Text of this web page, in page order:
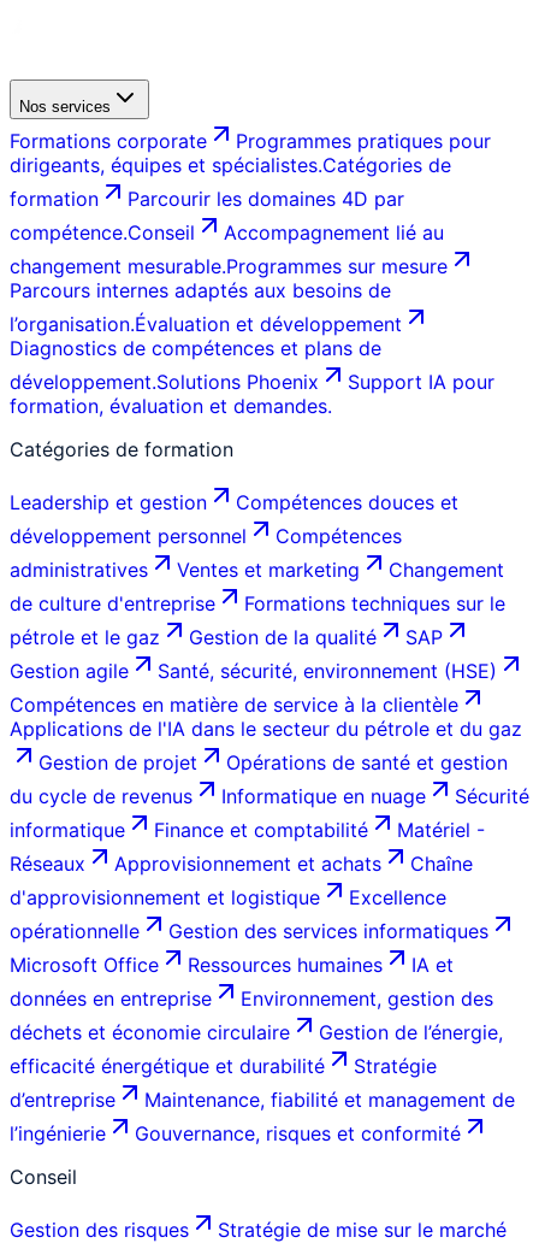
Nos services
Formations corporate
Programmes pratiques pour
dirigeants, équipes et spécialistes.Catégories de
formation
Parcourir les domaines 4D par
compétence.Conseil
Accompagnement lié au
changement mesurable.Programmes sur mesure
Parcours internes adaptés aux besoins de
l’organisation.Évaluation et développement
Diagnostics de compétences et plans de
développement.Solutions Phoenix
Support IA pour
formation, évaluation et demandes.
Catégories de formation
Leadership et gestion
Compétences douces et
développement personnel
Compétences
administratives
Ventes et marketing
Changement
de culture d'entreprise
Formations techniques sur le
pétrole et le gaz
Gestion de la qualité
SAP
Gestion agile
Santé, sécurité, environnement (HSE)
Compétences en matière de service à la clientèle
Applications de l'IA dans le secteur du pétrole et du gaz
Gestion de projet
Opérations de santé et gestion
du cycle de revenus
Informatique en nuage
Sécurité
informatique
Finance et comptabilité
Matériel -
Réseaux
Approvisionnement et achats
Chaîne
d'approvisionnement et logistique
Excellence
opérationnelle
Gestion des services informatiques
Microsoft Office
Ressources humaines
IA et
données en entreprise
Environnement, gestion des
déchets et économie circulaire
Gestion de l’énergie,
efficacité énergétique et durabilité
Stratégie
d’entreprise
Maintenance, fiabilité et management de
l’ingénierie
Gouvernance, risques et conformité
Conseil
Gestion des risques
Stratégie de mise sur le marché